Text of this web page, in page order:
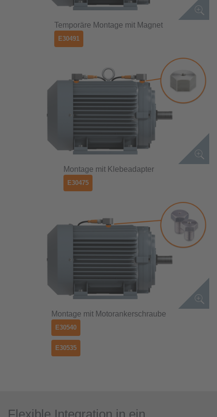
Temporäre Montage mit Magnet
E30491
Montage mit Klebeadapter
E30475
Montage mit Motorankerschraube
E30540
E30535
Flexible Integration in ein